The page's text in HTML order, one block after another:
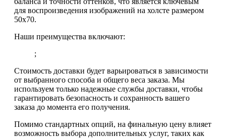
для воспроизведения изображений на холсте размером
50х70.
Наши преимущества включают:
;
Стоимость доставки будет варьироваться в зависимости
от выбранного способа и общего веса заказа. Мы
используем только надежные службы доставки, чтобы
гарантировать безопасность и сохранность вашего
заказа до момента его получения.
Помимо стандартных опций, на финальную цену влияет
возможность выбора дополнительных услуг, таких как